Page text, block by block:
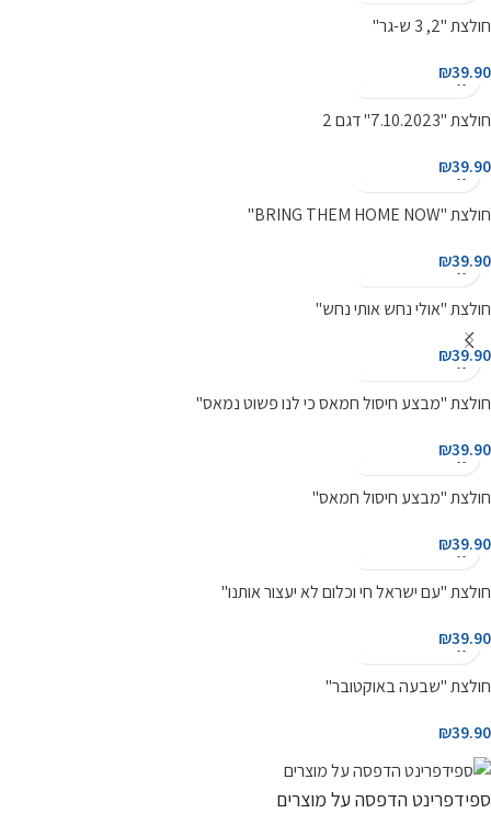
חולצת "2, 3 ש-גר"
₪39.90
חולצת "7.10.2023" דגם 2
₪39.90
חולצת "BRING THEM HOME NOW"
₪39.90
חולצת "אולי נחש אותי נחש"
₪39.90
חולצת "מבצע חיסול חמאס כי לנו פשוט נמאס"
₪39.90
חולצת "מבצע חיסול חמאס"
₪39.90
חולצת "עם ישראל חי וכלום לא יעצור אותנו"
₪39.90
חולצת "שבעה באוקטובר"
₪39.90
ספידפרינט הדפסה על מוצרים